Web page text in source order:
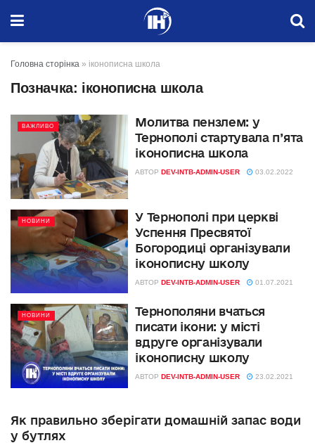
Головна сторінка » іконописна школа
Позначка: іконописна школа
ВАЖЛИВО
Молитва пензлем: у
Тернополі стартувала п’ята
іконописна школа
АВТОР DEV-INTB-ADMIN-USER 03.02.2022
НОВИНИ
У Тернополі при церкві
Успення Пресвятої
Богородиці організували
іконописну школу
АВТОР DEV-INTB-ADMIN-USER 01.07.2021
НОВИНИ
Тернополяни вчаться
писати ікони: у місті
вдруге організували
іконописну школу
АВТОР DEV-INTB-ADMIN-USER 23.02.2021
Як правильно зберігати домашній запас води
у бутлях